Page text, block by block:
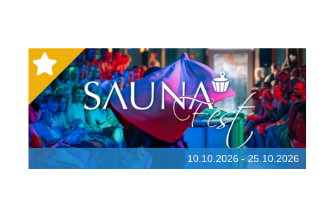
10.10.2026 - 25.10.2026